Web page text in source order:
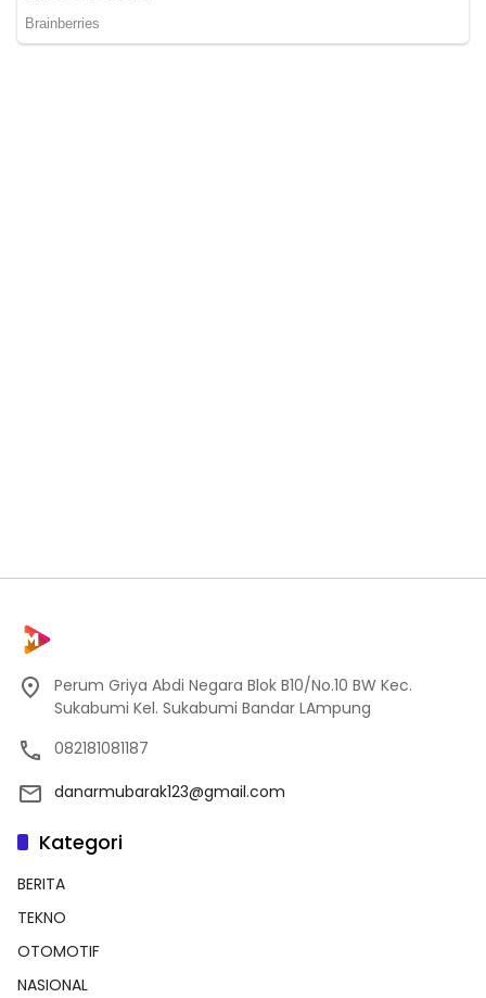
Perum Griya Abdi Negara Blok B10/No.10 BW Kec.
Sukabumi Kel. Sukabumi Bandar LAmpung
082181081187
danarmubarak123@gmail.com
Kategori
BERITA
TEKNO
OTOMOTIF
NASIONAL